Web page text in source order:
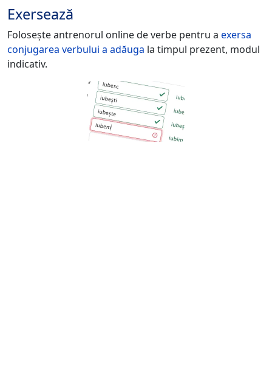
Exersează
Folosește antrenorul online de verbe pentru a exersa
conjugarea verbului a adăuga la timpul prezent, modul
indicativ.